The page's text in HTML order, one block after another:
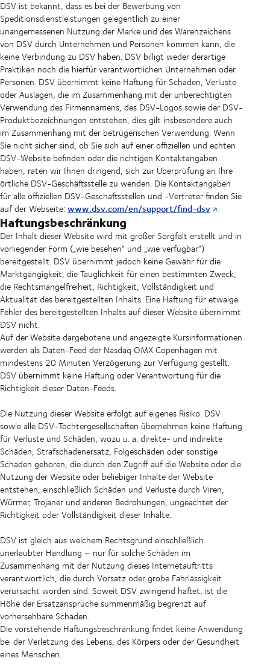
DSV ist bekannt, dass es bei der Bewerbung von
Speditionsdienstleistungen gelegentlich zu einer
unangemessenen Nutzung der Marke und des Warenzeichens
von DSV durch Unternehmen und Personen kommen kann, die
keine Verbindung zu DSV haben. DSV billigt weder derartige
Praktiken noch die hierfür verantwortlichen Unternehmen oder
Personen. DSV übernimmt keine Haftung für Schäden, Verluste
oder Auslagen, die im Zusammenhang mit der unberechtigten
Verwendung des Firmennamens, des DSV-Logos sowie der DSV-
Produktbezeichnungen entstehen, dies gilt insbesondere auch
im Zusammenhang mit der betrügerischen Verwendung. Wenn
Sie nicht sicher sind, ob Sie sich auf einer offiziellen und echten
DSV-Website befinden oder die richtigen Kontaktangaben
haben, raten wir Ihnen dringend, sich zur Überprüfung an Ihre
örtliche DSV-Geschäftsstelle zu wenden. Die Kontaktangaben
für alle offiziellen DSV-Geschäftsstellen und -Vertreter finden Sie
auf der Webseite:www.dsv.com/en/support/find-dsv .
Haftungsbeschränkung
Der Inhalt dieser Website wird mit großer Sorgfalt erstellt und in
vorliegender Form („wie besehen“ und „wie verfügbar“)
bereitgestellt. DSV übernimmt jedoch keine Gewähr für die
Marktgängigkeit, die Tauglichkeit für einen bestimmten Zweck,
die Rechtsmangelfreiheit, Richtigkeit, Vollständigkeit und
Aktualität des bereitgestellten Inhalts. Eine Haftung für etwaige
Fehler des bereitgestellten Inhalts auf dieser Website übernimmt
DSV nicht.
Auf der Website dargebotene und angezeigte Kursinformationen
werden als Daten-Feed der Nasdaq OMX Copenhagen mit
mindestens 20 Minuten Verzögerung zur Verfügung gestellt.
DSV übernimmt keine Haftung oder Verantwortung für die
Richtigkeit dieser Daten-Feeds.
Die Nutzung dieser Website erfolgt auf eigenes Risiko. DSV
sowie alle DSV-Tochtergesellschaften übernehmen keine Haftung
für Verluste und Schäden, wozu u. a. direkte- und indirekte
Schäden, Strafschadenersatz, Folgeschäden oder sonstige
Schäden gehören, die durch den Zugriff auf die Website oder die
Nutzung der Website oder beliebiger Inhalte der Website
entstehen, einschließlich Schäden und Verluste durch Viren,
Würmer, Trojaner und anderen Bedrohungen, ungeachtet der
Richtigkeit oder Vollständigkeit dieser Inhalte.
DSV ist gleich aus welchem Rechtsgrund einschließlich
unerlaubter Handlung – nur für solche Schäden im
Zusammenhang mit der Nutzung dieses Internetauftritts
verantwortlich, die durch Vorsatz oder grobe Fahrlässigkeit
verursacht worden sind. Soweit DSV zwingend haftet, ist die
Höhe der Ersatzansprüche summenmäßig begrenzt auf
vorhersehbare Schäden.
Die vorstehende Haftungsbeschränkung findet keine Anwendung
bei der Verletzung des Lebens, des Körpers oder der Gesundheit
eines Menschen.